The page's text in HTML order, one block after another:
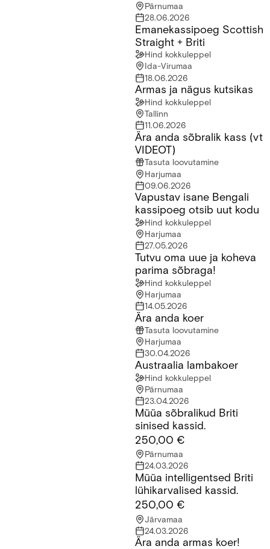
Pärnumaa
28.06.2026
Emanekassipoeg Scottish Straight + BritiEmanekassipoeg Scottish
Straight + Briti
Hind kokkuleppel
Ida-Virumaa
18.06.2026
Armas ja nägus kutsikas
Hind kokkuleppel
Tallinn
11.06.2026
Ära anda sõbralik kass (vt VIDEOT)Ära anda sõbralik kass (vt
VIDEOT)
Tasuta loovutamine
Harjumaa
09.06.2026
Vapustav isane Bengali kassipoeg otsib uut kodu
Vapustav isane Bengali
kassipoeg otsib uut kodu
Hind kokkuleppel
Harjumaa
27.05.2026
Tutvu oma uue ja koheva parima sõbraga!Tutvu oma uue ja koheva
parima sõbraga!
Hind kokkuleppel
Harjumaa
14.05.2026
Ära anda koer
Tasuta loovutamine
Harjumaa
30.04.2026
Austraalia lambakoer
Hind kokkuleppel
Pärnumaa
23.04.2026
Müüa sõbralikud Briti sinised kassid.Müüa sõbralikud Briti
sinised kassid.
250,00 €
Pärnumaa
24.03.2026
Müüa intelligentsed Briti lühikarvalised kassid.
Müüa intelligentsed Briti
lühikarvalised kassid.
250,00 €
Järvamaa
24.03.2026
Ära anda armas koer!